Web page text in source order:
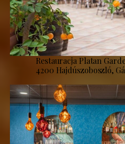
Restauracja Platan
4200 Hajdúszoboszló,